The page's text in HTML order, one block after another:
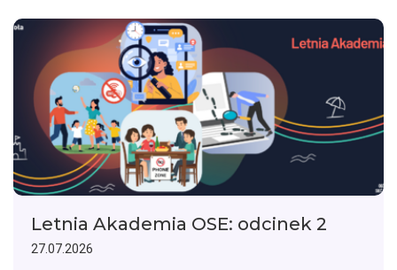
mu w korzystaniu z nowych technologii?
Letnia Akademia OSE: odcinek 2
27.07.2026